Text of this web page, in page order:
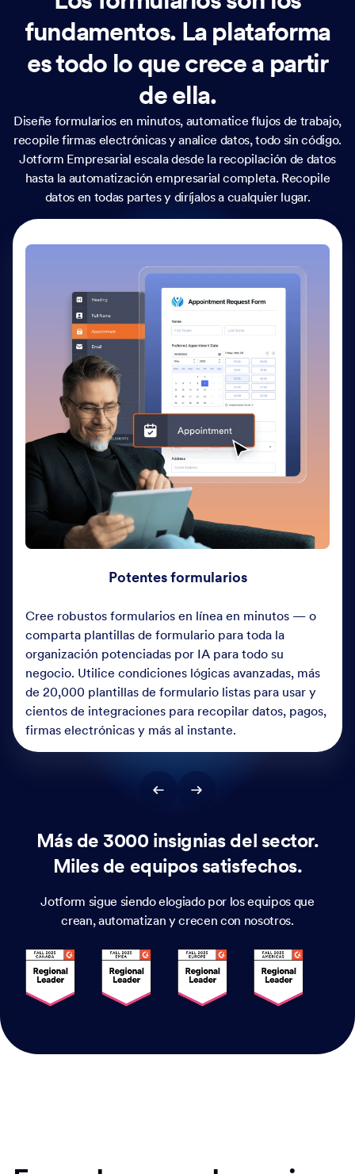
fundamentos. La plataforma
es todo lo que crece a partir
de ella.
Diseñe formularios en minutos, automatice flujos de trabajo,
recopile firmas electrónicas y analice datos, todo sin código.
Jotform Empresarial escala desde la recopilación de datos
hasta la automatización empresarial completa. Recopile
datos en todas partes y diríjalos a cualquier lugar.
Potentes formularios
Cree robustos formularios en línea en minutos — o
comparta plantillas de formulario para toda la
organización potenciadas por IA para todo su
negocio. Utilice condiciones lógicas avanzadas, más
de 20,000 plantillas de formulario listas para usar y
cientos de integraciones para recopilar datos, pagos,
firmas electrónicas y más al instante.
Más de 3000 insignias del sector.
Miles de equipos satisfechos.
Jotform sigue siendo elogiado por los equipos que
crean, automatizan y crecen con nosotros.